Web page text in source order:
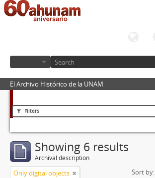
El Archivo Histórico de la UNAM
Filters
Showing 6 results
Archival description
Only digital objects Sort by: